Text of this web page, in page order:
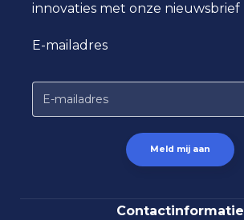
innovaties met onze nieuwsbrief
E-mailadres
Contactinformatie